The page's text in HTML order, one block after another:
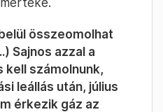
összeomolhat
Sajnos azzal a
számolnunk,
leállás után, július
érkezik gáz az